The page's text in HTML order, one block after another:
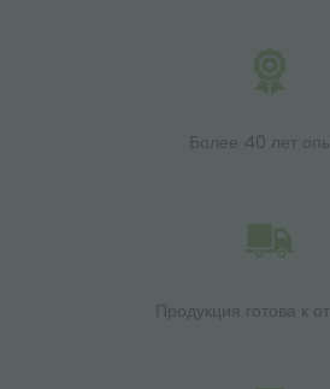
Более 40 лет
Продукция готова к